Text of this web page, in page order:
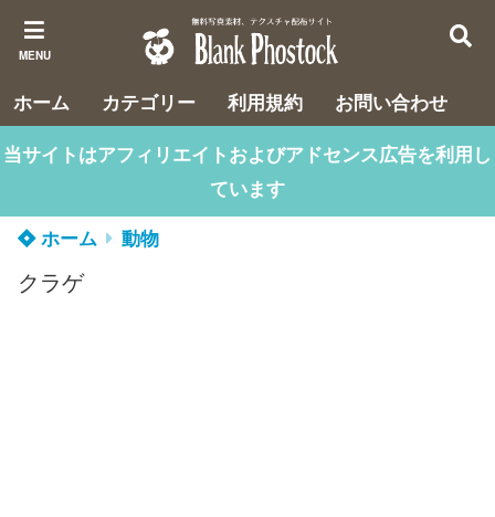
MENU
ホーム カテゴリー 利用規約
お問い合わせ
当サイトはアフィリエイトおよびアドセンス広告を利用し
ています
ホーム
動物
クラゲ